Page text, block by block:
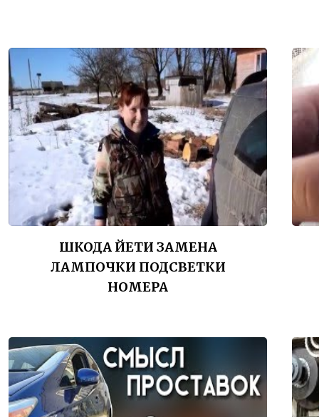
ШКОДА ЙЕТИ ЗАМЕНА
ЛАМПОЧКИ ПОДСВЕТКИ
НОМЕРА